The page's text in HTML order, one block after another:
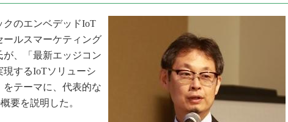
のエンベデッドIoT
ールスマーケティング
が、「最新エッジコン
現するIoTソリューシ
をテーマに、代表的な
要を説明した。